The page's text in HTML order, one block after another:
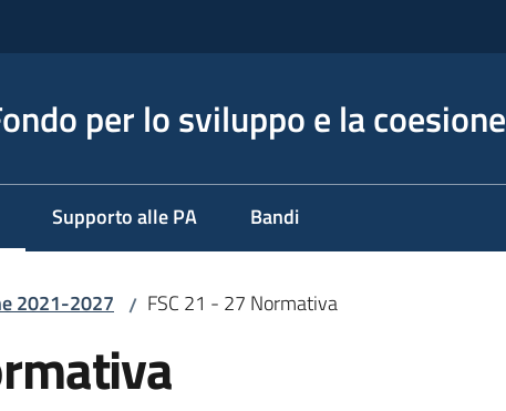
per lo sviluppo e la coesione
Supporto alle PA Bandi
2021-2027 / FSC 21 - 27 Normativa